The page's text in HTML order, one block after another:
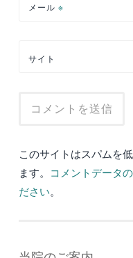
メール ※
サイト
このサイトはスパムを
ます。 コメントデータ
ださい。